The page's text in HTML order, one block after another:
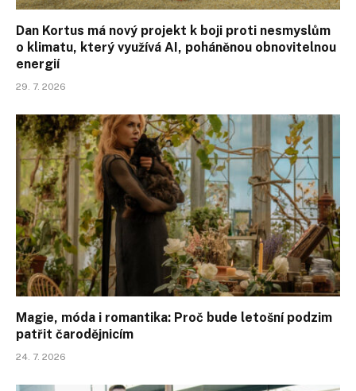
Dan Kortus má nový projekt k boji proti nesmyslům
o klimatu, který využívá AI, poháněnou obnovitelnou
energií
29. 7. 2026
Magie, móda i romantika: Proč bude letošní podzim
patřit čarodějnicím
24. 7. 2026